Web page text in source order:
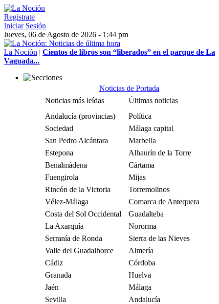
Regístrate
Iniciar Sesión
Jueves, 06 de Agosto de 2026 - 1:44 pm
La Noción | Cientos de libros son “liberados” en el parque de La
Vaguada...
Noticias de Portada
Noticias más leídas
Últimas noticias
Andalucía (provincias)
Política
Sociedad
Málaga capital
San Pedro Alcántara
Marbella
Estepona
Alhaurín de la Torre
Benalmádena
Cártama
Fuengirola
Mijas
Rincón de la Victoria
Torremolinos
Vélez-Málaga
Comarca de Antequera
Costa del Sol Occidental
Guadalteba
La Axarquía
Nororma
Serranía de Ronda
Sierra de las Nieves
Valle del Guadalhorce
Almería
Cádiz
Córdoba
Granada
Huelva
Jaén
Málaga
Sevilla
Andalucía